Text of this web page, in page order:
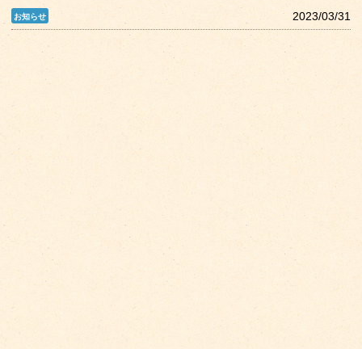
2023/03/31